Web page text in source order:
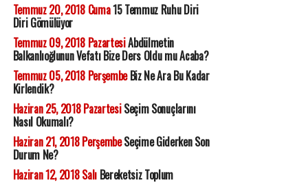
Temmuz 20, 2018 Cuma15 Temmuz Ruhu Diri
Diri Gömülüyor
Temmuz 09, 2018 PazartesiAbdülmetin
Balkanlıoğlunun Vefatı Bize Ders Oldu mu Acaba?
Temmuz 05, 2018 PerşembeBiz Ne Ara Bu Kadar
Kirlendik?
Haziran 25, 2018 PazartesiSeçim Sonuçlarını
Nasıl Okumalı?
Haziran 21, 2018 PerşembeSeçime Giderken Son
Durum Ne?
Haziran 12, 2018 SalıBereketsiz Toplum